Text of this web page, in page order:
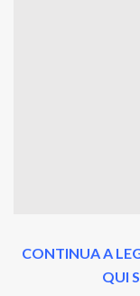
CONTINUA A
QUI